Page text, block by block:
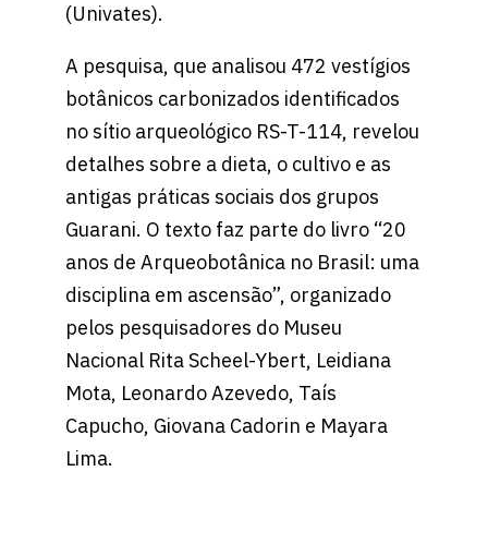
(Univates).
A pesquisa, que analisou 472 vestígios
botânicos carbonizados identificados
no sítio arqueológico RS-T-114, revelou
detalhes sobre a dieta, o cultivo e as
antigas práticas sociais dos grupos
Guarani. O texto faz parte do livro “20
anos de Arqueobotânica no Brasil: uma
disciplina em ascensão”, organizado
pelos pesquisadores do Museu
Nacional Rita Scheel-Ybert, Leidiana
Mota, Leonardo Azevedo, Taís
Capucho, Giovana Cadorin e Mayara
Lima.